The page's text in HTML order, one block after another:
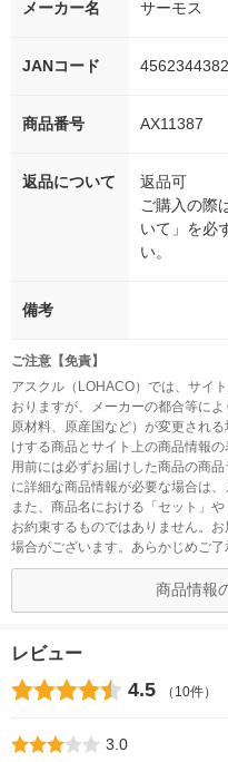
メーカー名 サーモス
JANコード
商品番号 AX11387
返品について
返品可
ご購入の際
いて」を必
い。
備考
ご注意【免責】
アスクル（LOHACO）では、サイ
おりますが、メーカーの都合等に
原材料、原産国など）が変更され
けする商品とサイト上の商品情報
用前には必ずお届けした商品の商
に詳細な商品情報が必要な場合は
また、商品名における「セット」
お約束するものではありません。
場合がございます。あらかじめご了
商品情報
レビュー
4.5 （10件）
3.0